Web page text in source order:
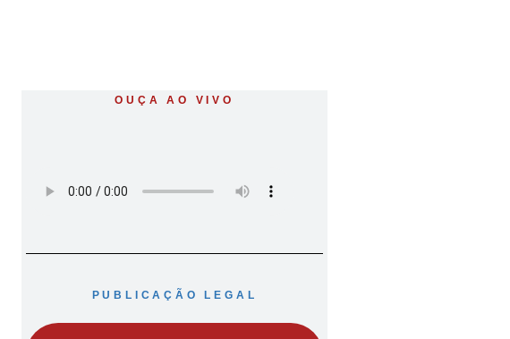
OUÇA AO VIVO
PUBLICAÇÃO LEGAL